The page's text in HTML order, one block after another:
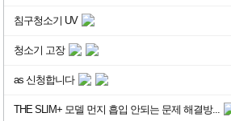
침구청소기 UV
청소기 고장
as 신청합니다
THE SLIM+ 모델 먼지 흡입 안되는 문제 해결방...